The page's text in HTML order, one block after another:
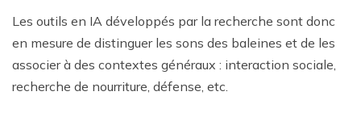
Les outils en IA développés par la recherche sont donc
en mesure de distinguer les sons des baleines et de les
associer à des contextes généraux : interaction sociale,
recherche de nourriture, défense, etc.